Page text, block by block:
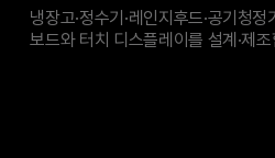
냉장고·정수기·레인지후드·공기청
보드와 터치 디스플레이를 설계·제